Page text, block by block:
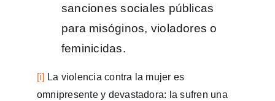
sanciones sociales públicas
para misóginos, violadores o
feminicidas.
[i] La violencia contra la mujer es
omnipresente y devastadora: la sufren una